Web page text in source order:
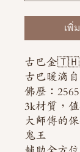
เพิ่
古巴金🇹🇭
古巴暖滴
佛歷：2565
3k材質，
大師傅的
鬼王